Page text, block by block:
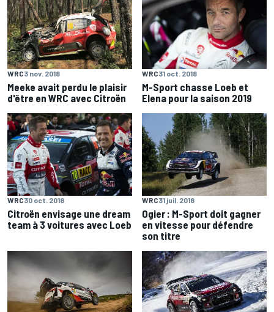
WRC3 nov. 2018
Meeke avait perdu le plaisir
d'être en WRC avec Citroën
WRC31 oct. 2018
M-Sport chasse Loeb et
Elena pour la saison 2019
WRC30 oct. 2018
Citroën envisage une dream
team à 3 voitures avec Loeb
WRC31 juil. 2018
Ogier : M-Sport doit gagner
en vitesse pour défendre
son titre